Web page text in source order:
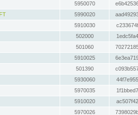
5950070
5990020
5910030
502000
501060
5910025
501390
5930060
5970035
5910020
5970026